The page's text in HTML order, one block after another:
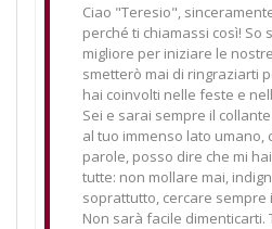
Ciao "Teresio",
perché ti chiamassi così! So
migliore per iniziare le
smetterò mai di ringraziarti
hai coinvolti nelle feste e
Sei e sarai sempre il
al tuo immenso lato umano,
parole, posso dire che mi
tutte: non mollare mai,
soprattutto, cercare sempre
Non sarà facile dimenticarti.